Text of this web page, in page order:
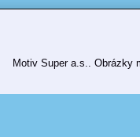
Motiv Super a.s.. Obrázky